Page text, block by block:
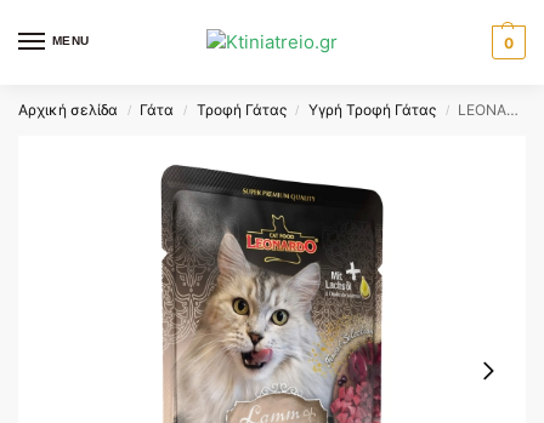
MENU 0
Αρχική σελίδα / Γάτα / Τροφή Γάτας / Υγρή Τροφή Γάτας / LEONARDO LAMB AND CRANBERRIES ΦΑΚΕΛΑΚΙ 85gr